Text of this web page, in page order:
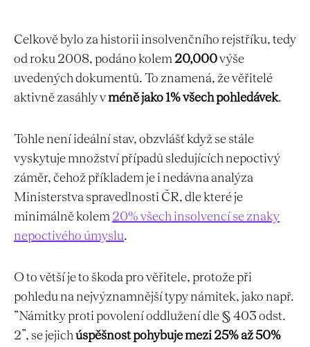
Celkově bylo za historii insolvenčního rejstříku, tedy
od roku 2008, podáno kolem20,000výše
uvedených dokumentů. To znamená, že věřitelé
aktivně zasáhly vméně jako 1% všech pohledávek.
Tohle není ideální stav, obzvlášť když se stále
vyskytuje množství případů sledujících nepoctivý
záměr, čehož příkladem je i nedávna analýza
Ministerstva spravedlnosti ČR, dle které je
minimálně kolem 20% všech insolvencí se znaky
nepoctivého úmyslu.
O to větší je to škoda pro věřitele, protože při
pohledu na nejvýznamnější typy námitek, jako např.
“Námitky proti povolení oddlužení dle § 403 odst.
2”, se jejichúspěšnost pohybuje mezi 25% až 50%